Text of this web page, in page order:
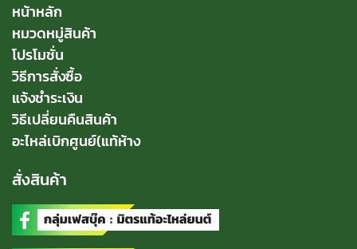
หน้าหลัก
หมวดหมู่สินค้า
โปรโมชั่น
วิธีการสั่งซื้อ
แจ้งชำระเงิน
วิธีเปลี่ยนคืนสินค้า
อะไหล่เบิกศูนย์(แท้ห้าง
สั่งสินค้า